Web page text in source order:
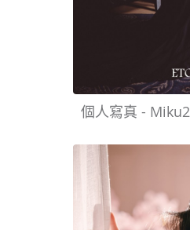
個人寫真 - Miku2